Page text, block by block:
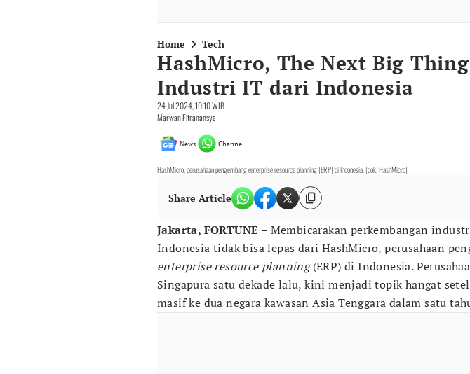
Home Tech
HashMicro, The Next Big
Industri IT dari Indonesia
24 Jul 2024, 10:10 WIB
Marwan Fitranansya
News Channel
HashMicro, perusahaan pengembang enterprise resource planning (ERP) di Indonesia. (dok. HashMicro)
Share Article
Jakarta, FORTUNE – Membicarakan perkembangan
Indonesia tidak bisa lepas dari HashMicro, perusahaan
enterprise resource planning(ERP) di Indonesia.
Singapura satu dekade lalu, kini menjadi topik hangat
masif ke dua negara kawasan Asia Tenggara dalam satu